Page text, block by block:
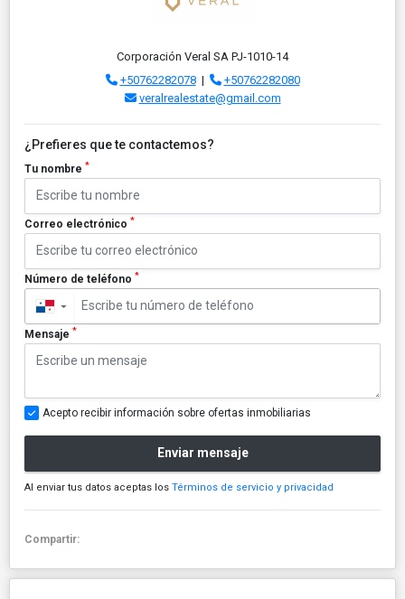
Corporación Veral SA PJ-1010-14
+50762282078|
+50762282080
veralrealestate@gmail.com
¿Prefieres que te contactemos?
Tu nombre *
Correo electrónico *
Número de teléfono *
▼
Mensaje *
Acepto recibir información sobre ofertas inmobiliarias
Enviar mensaje
Al enviar tus datos aceptas los Términos de servicio y privacidad
Compartir: